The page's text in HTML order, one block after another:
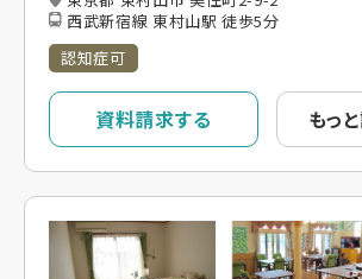
西武新宿線 東村山駅 徒歩5分
認知症可
資料請求する もっ